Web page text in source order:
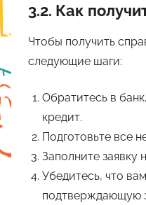
3.2. Как
Чтобы получить
следующие шаги:
Обратитесь в
кредит.
Подготовьте все
Заполните заявку
Убедитесь, что
подтверждающую